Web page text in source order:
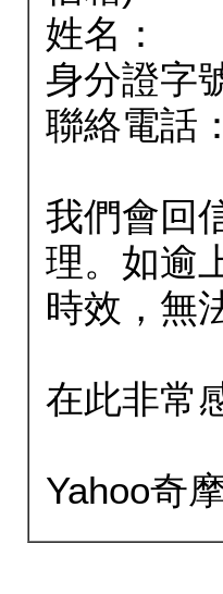
姓名：
身分證字
聯絡電話：
我們會回
理。如逾
時效，無
在此非常
Yahoo奇